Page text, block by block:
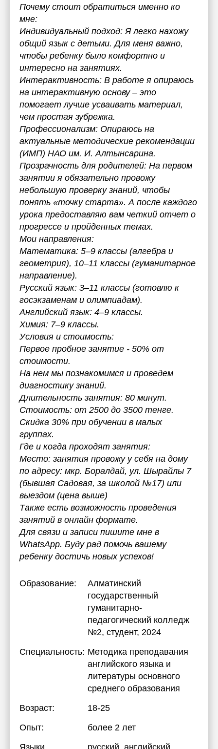
Почему стоит обратиться именно ко
мне:
Индивидуальный подход: Я легко нахожу
общий язык с детьми. Для меня важно,
чтобы ребенку было комфортно и
интересно на занятиях.
Интерактивность: В работе я опираюсь
на интерактивную основу – это
помогает лучше усваивать материал,
чем простая зубрежка.
Профессионализм: Опираюсь на
актуальные методические рекомендации
(ИМП) НАО им. И. Алтынсарина.
Прозрачность для родителей: На первом
занятии я обязательно провожу
небольшую проверку знаний, чтобы
понять «точку старта». А после каждого
урока предоставляю вам четкий отчет о
прогрессе и пройденных темах.
Мои направления:
Математика: 5–9 классы (алгебра и
геометрия), 10–11 классы (гуманитарное
направление).
Русский язык: 3–11 классы (готовлю к
госэкзаменам и олимпиадам).
Английский язык: 4–9 классы.
Химия: 7–9 классы.
Условия и стоимость:
Первое пробное занятие - 50% от
стоимости.
На нем мы познакомимся и проведем
диагностику знаний.
Длительность занятия: 80 минут.
Стоимость: от 2500 до 3500 тенге.
Скидка 30% при обучении в малых
группах.
Где и когда проходят занятия:
Место: занятия провожу у себя на дому
по адресу: мкр. Боралдай, ул. Шырайлы 7
(бывшая Садовая, за школой №17) или
выездом (цена выше)
Также есть возможность проведения
занятий в онлайн формате.
Для связи и записи пишите мне в
WhatsApp. Буду рад помочь вашему
ребенку достичь новых успехов!
Образование:
Алматинский
государственный
гуманитарно-
педагогический колледж
№2, студент, 2024
Специальность: Методика преподавания
английского языка и
литературы основного
среднего образования
Возраст:
18-25
Опыт:
более 2 лет
Языки
русский , английский